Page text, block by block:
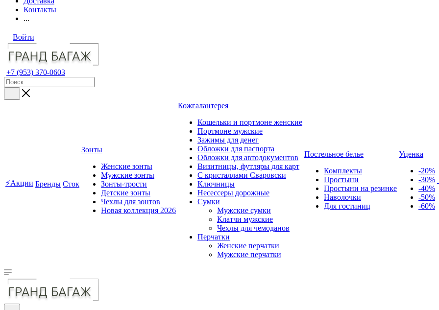
Контакты
...
Войти
+7 (953) 370-0603
⚡Акции Бренды Сток
Зонты
Женские зонты
Мужские зонты
Зонты-трости
Детские зонты
Чехлы для зонтов
Новая коллекция 2026
Кожгалантерея
Кошельки и портмоне женские
Портмоне мужские
Зажимы для денег
Обложки для паспорта
Обложки для автодокументов
Визитницы, футляры для карт
C кристаллами Сваровски
Ключницы
Несессеры дорожные
Сумки
Мужские сумки
Клатчи мужские
Чехлы для чемоданов
Перчатки
Женские перчатки
Мужские перчатки
Постельное белье
Комплекты
Простыни
Простыни на резинке
Наволочки
Для гостиниц
Уценка
-20%
-30%
-40%
-50%
-60%